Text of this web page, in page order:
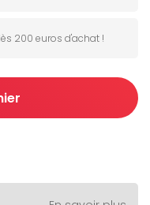
200 euros d'achat !